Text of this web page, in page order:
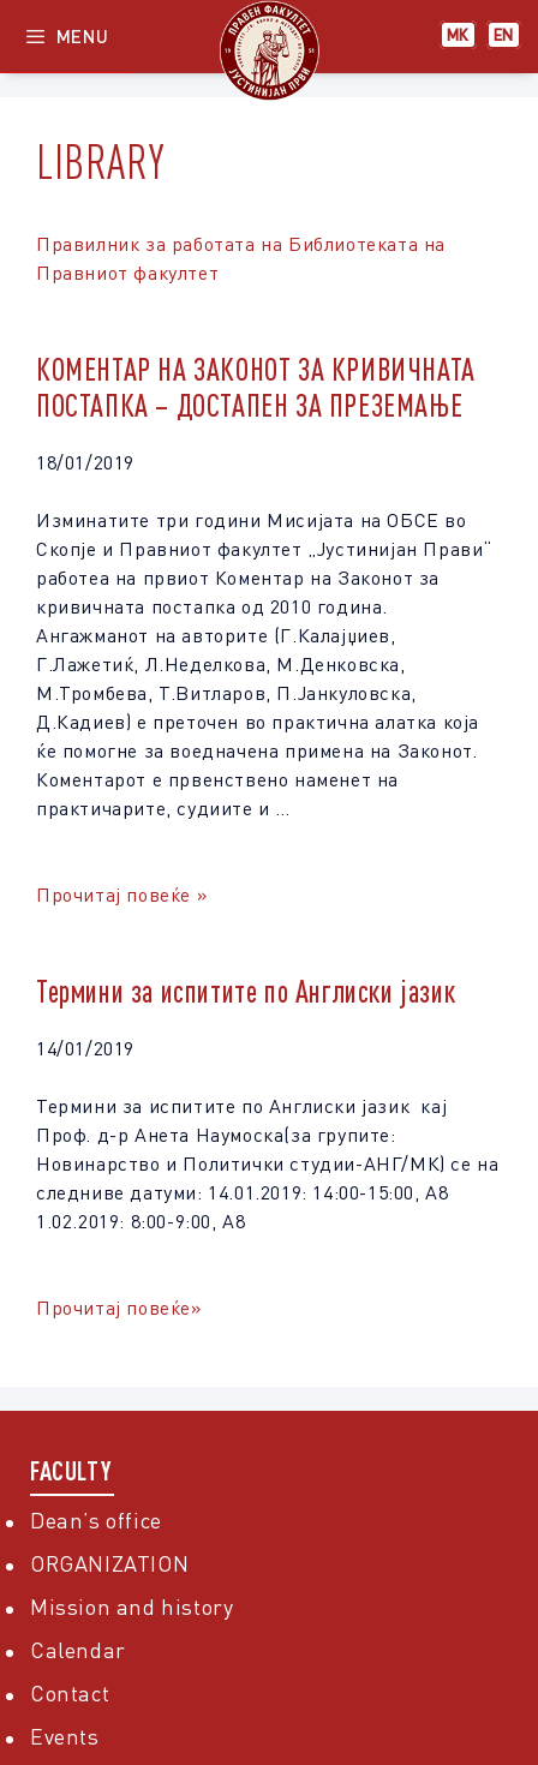
content
МК EN
МК EN
MENU
LIBRARY
Правилник за работата на Библиотеката на
Правниот факултет
КОМЕНТАР НА ЗАКОНОТ ЗА КРИВИЧНАТА
ПОСТАПКА – ДОСТАПЕН ЗА ПРЕЗЕМАЊЕ
18/01/2019
Изминатите три години Мисијата на ОБСЕ во
Скопје и Правниот факултет „Јустинијан Прави“
работеа на првиот Коментар на Законот за
кривичната постапка од 2010 година.
Aнгажманот на авторите (Г.Калајџиев,
Г.Лажетиќ, Л.Неделкова, М.Денковска,
М.Тромбева, Т.Витларов, П.Јанкуловска,
Д.Кадиев) е преточен во практична алатка која
ќе помогне за воедначена примена на Законот.
Коментарот е првенствено наменет на
практичарите, судиите и …
Прочитај повеќе »
Термини за испитите по Англиски јазик
14/01/2019
Термини за испитите по Англиски јазик кај
Проф. д-р Анета Наумоска(за групите:
Новинарство и Политички студии-АНГ/МК) се на
следниве датуми: 14.01.2019: 14:00-15:00, А8
1.02.2019: 8:00-9:00, А8
Прочитај повеќе»
FACULTY
Dean’s office
ORGANIZATION
Mission and history
Calendar
Contact
Events